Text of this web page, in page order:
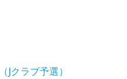
クラブ予選）